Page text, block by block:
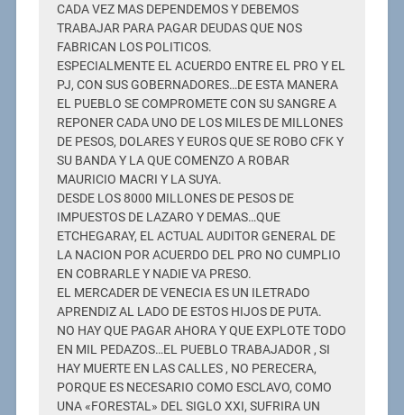
CADA VEZ MAS DEPENDEMOS Y DEBEMOS
TRABAJAR PARA PAGAR DEUDAS QUE NOS
FABRICAN LOS POLITICOS.
ESPECIALMENTE EL ACUERDO ENTRE EL PRO Y EL
PJ, CON SUS GOBERNADORES…DE ESTA MANERA
EL PUEBLO SE COMPROMETE CON SU SANGRE A
REPONER CADA UNO DE LOS MILES DE MILLONES
DE PESOS, DOLARES Y EUROS QUE SE ROBO CFK Y
SU BANDA Y LA QUE COMENZO A ROBAR
MAURICIO MACRI Y LA SUYA.
DESDE LOS 8000 MILLONES DE PESOS DE
IMPUESTOS DE LAZARO Y DEMAS…QUE
ETCHEGARAY, EL ACTUAL AUDITOR GENERAL DE
LA NACION POR ACUERDO DEL PRO NO CUMPLIO
EN COBRARLE Y NADIE VA PRESO.
EL MERCADER DE VENECIA ES UN ILETRADO
APRENDIZ AL LADO DE ESTOS HIJOS DE PUTA.
NO HAY QUE PAGAR AHORA Y QUE EXPLOTE TODO
EN MIL PEDAZOS…EL PUEBLO TRABAJADOR , SI
HAY MUERTE EN LAS CALLES , NO PERECERA,
PORQUE ES NECESARIO COMO ESCLAVO, COMO
UNA «FORESTAL» DEL SIGLO XXI, SUFRIRA UN